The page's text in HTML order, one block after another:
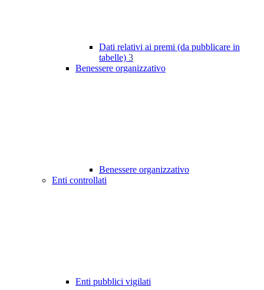
Dati relativi ai premi (da pubblicare in
tabelle) 3
Benessere organizzativo
Benessere organizzativo
Enti controllati
Enti pubblici vigilati